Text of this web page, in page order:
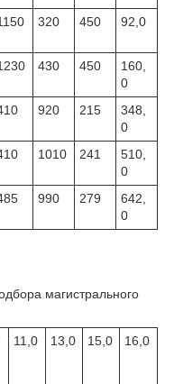
320 450 92,0
430 450
160,
0
920 215
348,
0
1010 241
510,
0
990 279
642,
0
магистрального
11,0 13,0 15,0 16,0